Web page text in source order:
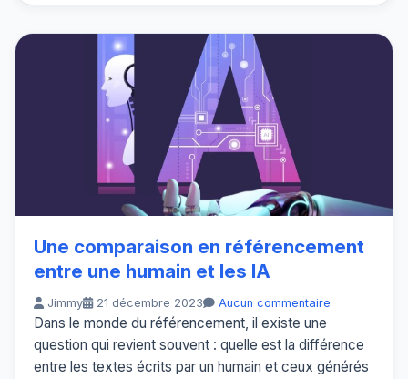
Une comparaison en référencement
entre une humain et les IA
Jimmy 21 décembre 2023 Aucun commentaire
Dans le monde du référencement, il existe une
question qui revient souvent : quelle est la différence
entre les textes écrits par un humain et ceux générés